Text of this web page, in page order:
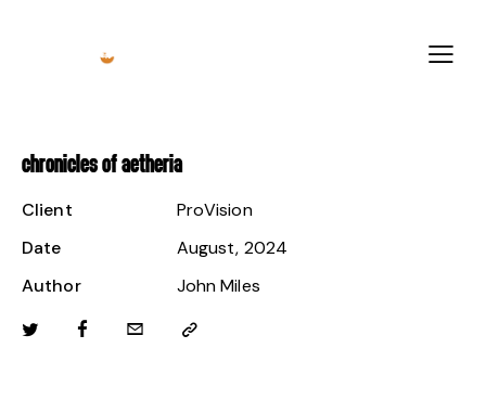
CHRONICLES OF AETHERIA
Client
ProVision
Date
August, 2024
Author
John Miles